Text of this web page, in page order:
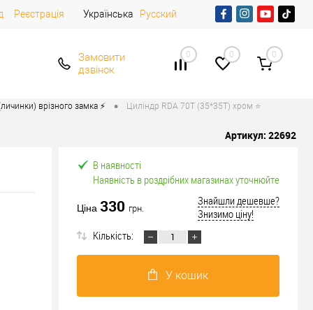
Реєстрація Українська Русский
Замовити
дзвінок
0 0 0
врізного замка ⚡️ • Циліндр RDA 70T (35*35T) хром ⭐
Артикул: 22692
В наявності
Наявність в роздрібних магазинах уточнюйте
Ціна 330 грн.
Знайшли дешевше?
Знизимо ціну!
Кількість:
У кошик